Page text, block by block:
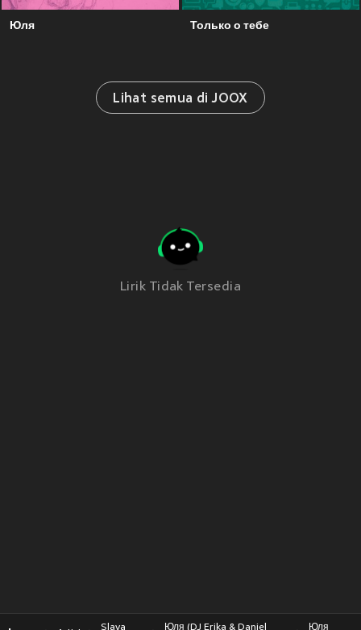
Юля Только о тебе
Lihat semua di JOOX
Lirik Tidak Tersedia
Slava Юля (DJ Erika & Daniel Юля